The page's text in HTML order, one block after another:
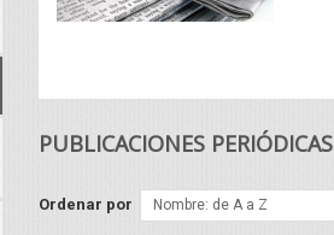
PUBLICACIONES PERIÓDICAS
Ordenar por Nombre: de A a Z